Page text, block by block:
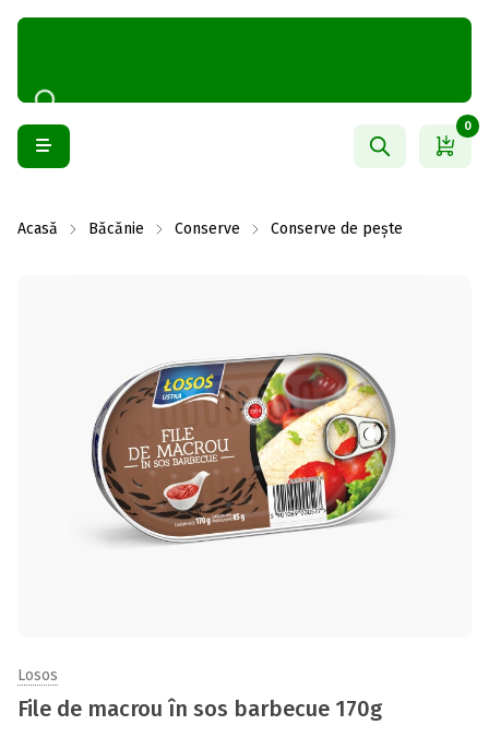
0
Acasă Băcănie Conserve Conserve de pește
Losos
File de macrou în sos barbecue 170g